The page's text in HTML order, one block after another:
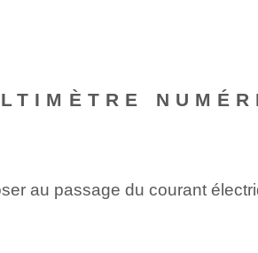
au passage du courant